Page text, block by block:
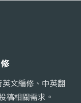
文編修、中英翻
稿相關需求。